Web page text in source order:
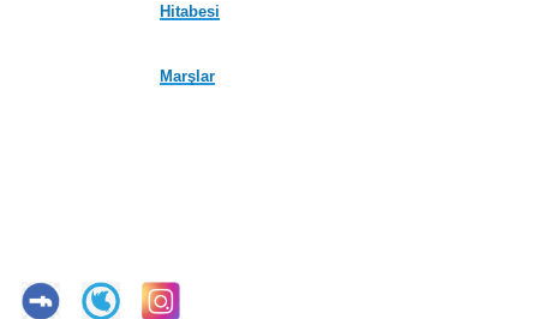
Hitabesi
Marşlar